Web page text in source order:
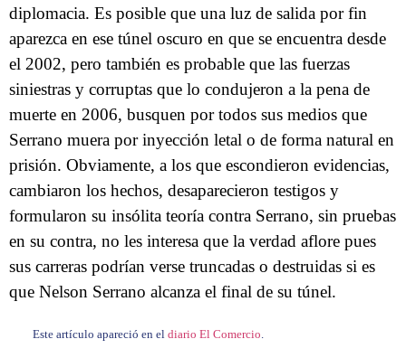
diplomacia. Es posible que una luz de salida por fin
aparezca en ese túnel oscuro en que se encuentra desde
el 2002, pero también es probable que las fuerzas
siniestras y corruptas que lo condujeron a la pena de
muerte en 2006, busquen por todos sus medios que
Serrano muera por inyección letal o de forma natural en
prisión. Obviamente, a los que escondieron evidencias,
cambiaron los hechos, desaparecieron testigos y
formularon su insólita teoría contra Serrano, sin pruebas
en su contra, no les interesa que la verdad aflore pues
sus carreras podrían verse truncadas o destruidas si es
que Nelson Serrano alcanza el final de su túnel.
Este artículo apareció en el diario El Comercio.